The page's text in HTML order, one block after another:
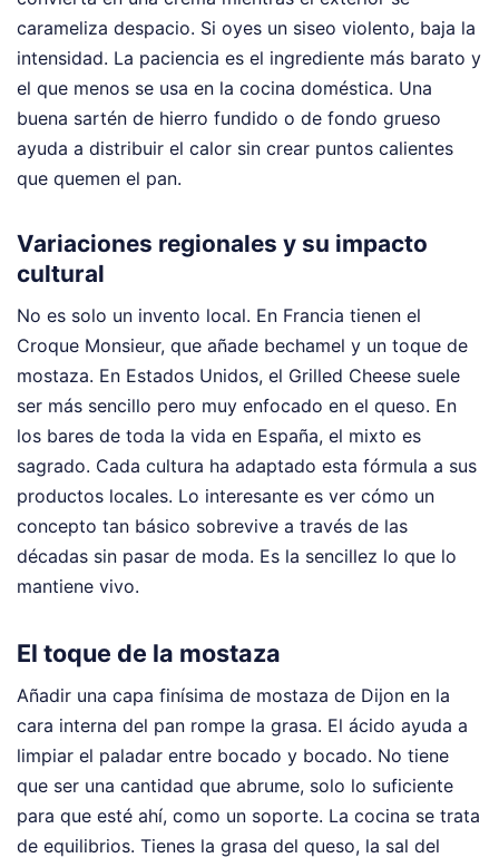
carameliza despacio. Si oyes un siseo violento, baja la
intensidad. La paciencia es el ingrediente más barato y
el que menos se usa en la cocina doméstica. Una
buena sartén de hierro fundido o de fondo grueso
ayuda a distribuir el calor sin crear puntos calientes
que quemen el pan.
Variaciones regionales y su impacto
cultural
No es solo un invento local. En Francia tienen el
Croque Monsieur, que añade bechamel y un toque de
mostaza. En Estados Unidos, el Grilled Cheese suele
ser más sencillo pero muy enfocado en el queso. En
los bares de toda la vida en España, el mixto es
sagrado. Cada cultura ha adaptado esta fórmula a sus
productos locales. Lo interesante es ver cómo un
concepto tan básico sobrevive a través de las
décadas sin pasar de moda. Es la sencillez lo que lo
mantiene vivo.
El toque de la mostaza
Añadir una capa finísima de mostaza de Dijon en la
cara interna del pan rompe la grasa. El ácido ayuda a
limpiar el paladar entre bocado y bocado. No tiene
que ser una cantidad que abrume, solo lo suficiente
para que esté ahí, como un soporte. La cocina se trata
de equilibrios. Tienes la grasa del queso, la sal del